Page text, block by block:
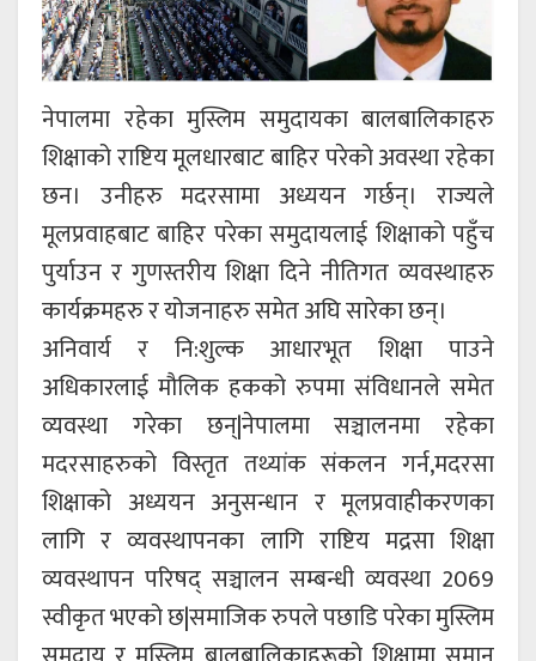
नेपालमा रहेका मुस्लिम समुदायका बालबालिकाहरु
शिक्षाको राष्टिय मूलधारबाट बाहिर परेको अवस्था रहेका
छन। उनीहरु मदरसामा अध्ययन गर्छन्। राज्यले
मूलप्रवाहबाट बाहिर परेका समुदायलाई शिक्षाको पहुँच
पुर्याउन र गुणस्तरीय शिक्षा दिने नीतिगत व्यवस्थाहरु
कार्यक्रमहरु र योजनाहरु समेत अघि सारेका छन्।
अनिवार्य र नि:शुल्क आधारभूत शिक्षा पाउने
अधिकारलाई मौलिक हकको रुपमा संविधानले समेत
व्यवस्था गरेका छन्|नेपालमा सञ्चालनमा रहेका
मदरसाहरुको विस्तृत तथ्यांक संकलन गर्न,मदरसा
शिक्षाको अध्ययन अनुसन्धान र मूलप्रवाहीकरणका
लागि र व्यवस्थापनका लागि राष्टिय मद्रसा शिक्षा
व्यवस्थापन परिषद् सञ्चालन सम्बन्धी व्यवस्था 2069
स्वीकृत भएको छ|समाजिक रुपले पछाडि परेका मुस्लिम